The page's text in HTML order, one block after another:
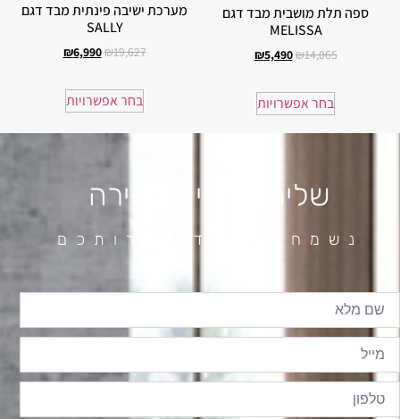
ספה תלת מושבית מבד דגם
MELISSA
₪14,065
₪5,490
בחר אפשרויות
מערכת ישיבה פינתית מבד דגם
SALLY
₪19,627
₪6,990
בחר אפשרויות
שליחת פנייה מהירה
נשמח לעמוד לשרותכם